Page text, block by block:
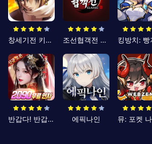
창세기전 키우기 조선협객전 클래식
반갑다! 반갑삼국지 에픽나인